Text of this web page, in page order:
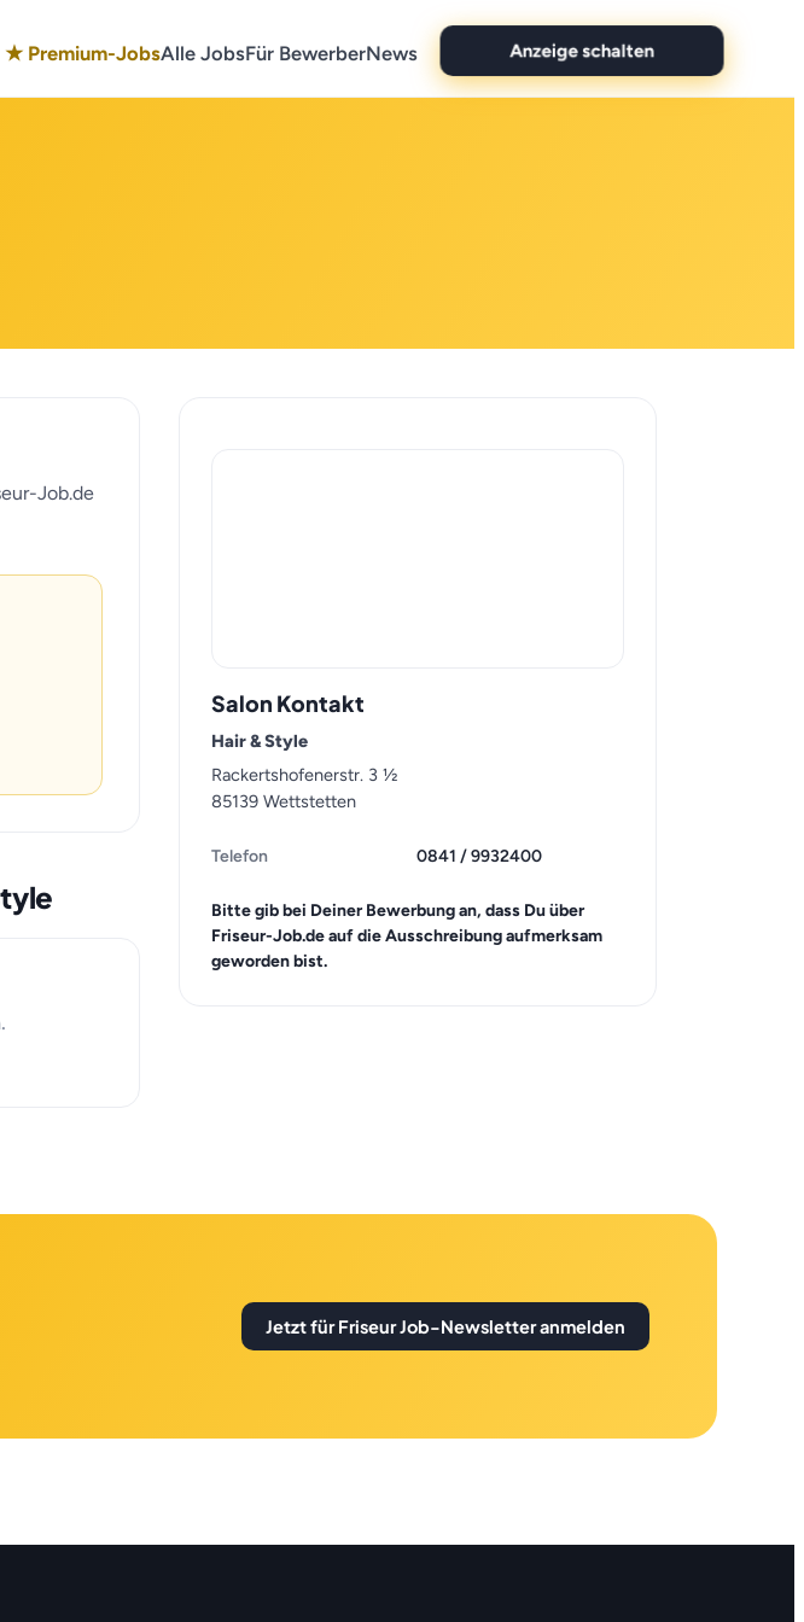
★ Premium-JobsAlle JobsFür BewerberNews Anzeige schalten
Job.de
Salon Kontakt
Hair & Style
Rackertshofenerstr. 3 ½
85139 Wettstetten
Telefon 0841 / 9932400
Bitte gib bei Deiner Bewerbung an, dass Du über
Friseur-Job.de auf die Ausschreibung aufmerksam
geworden bist.
Jetzt für Friseur Job-Newsletter anmelden